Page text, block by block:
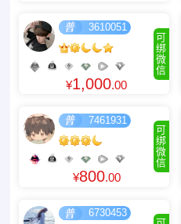
可
绑
微
信
3610051
¥1,000.00
可
绑
微
信
7461931
¥800.00
6730453